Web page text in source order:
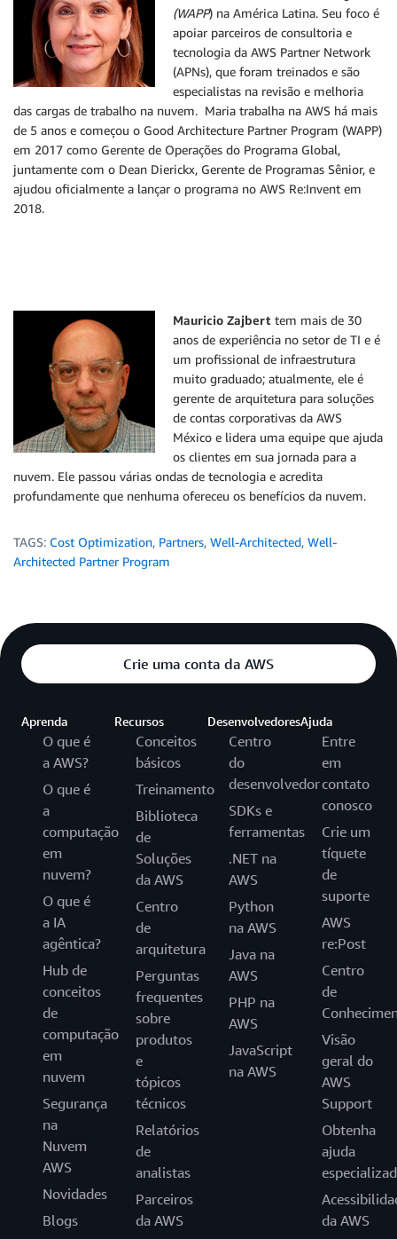
(WAPP) na América Latina. Seu foco é
apoiar parceiros de consultoria e
tecnologia da AWS Partner Network
(APNs), que foram treinados e são
especialistas na revisão e melhoria
das cargas de trabalho na nuvem. Maria trabalha na AWS há mais
de 5 anos e começou o Good Architecture Partner Program (WAPP)
em 2017 como Gerente de Operações do Programa Global,
juntamente com o Dean Dierickx, Gerente de Programas Sênior, e
ajudou oficialmente a lançar o programa no AWS Re:Invent em
2018.
Mauricio Zajbert tem mais de 30
anos de experiência no setor de TI e é
um profissional de infraestrutura
muito graduado; atualmente, ele é
gerente de arquitetura para soluções
de contas corporativas da AWS
México e lidera uma equipe que ajuda
os clientes em sua jornada para a
nuvem. Ele passou várias ondas de tecnologia e acredita
profundamente que nenhuma ofereceu os benefícios da nuvem.
TAGS: Cost Optimization, Partners, Well-Architected, Well-
Architected Partner Program
Crie uma conta da AWS
Aprenda
O que é
a AWS?
O que é
a
computação
em
nuvem?
O que é
a IA
agêntica?
Hub de
conceitos
de
computação
em
nuvem
Segurança
na
Nuvem
AWS
Novidades
Blogs
Recursos
Conceitos
básicos
Treinamento
Biblioteca
de
Soluções
da AWS
Centro
de
arquitetura
Perguntas
frequentes
sobre
produtos
e
tópicos
técnicos
Relatórios
de
analistas
Parceiros
da AWS
Desenvolvedores
Centro
do
desenvolvedor
SDKs e
ferramentas
.NET na
AWS
Python
na AWS
Java na
AWS
PHP na
AWS
JavaScript
na AWS
Ajuda
Entre
em
contato
conosco
Crie um
tíquete
de
suporte
AWS
re:Post
Centro
de
Visão
geral do
AWS
Support
Obtenha
ajuda
da AWS